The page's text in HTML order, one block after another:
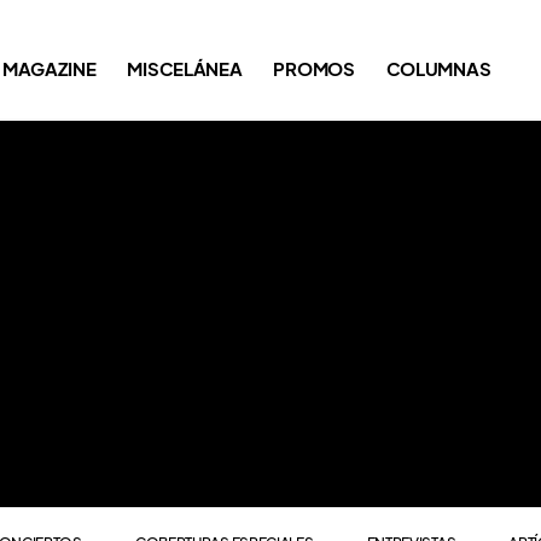
MAGAZINE MISCELÁNEA PROMOS COLUMNAS